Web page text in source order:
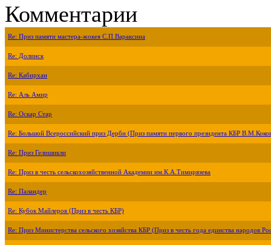
Комментарии
Re: Приз памяти мастера-жокея С.П.Вараксина
Re: Долинск
Re: Кабирхан
Re: Аль Амир
Re: Оскар Стар
Re: Большой Всероссийский приз Дерби (Приз памяти первого президента КБР
Re: Приз Гелишикли
Re: Приз в честь сельскохозяйственной Академии им.К.А.Тимирязева
Re: Паландер
Re: Кубок Майлеров (Приз в честь КБР)
Re: Приз Министерства сельского хозяйства КБР (Приз в честь года единства народов